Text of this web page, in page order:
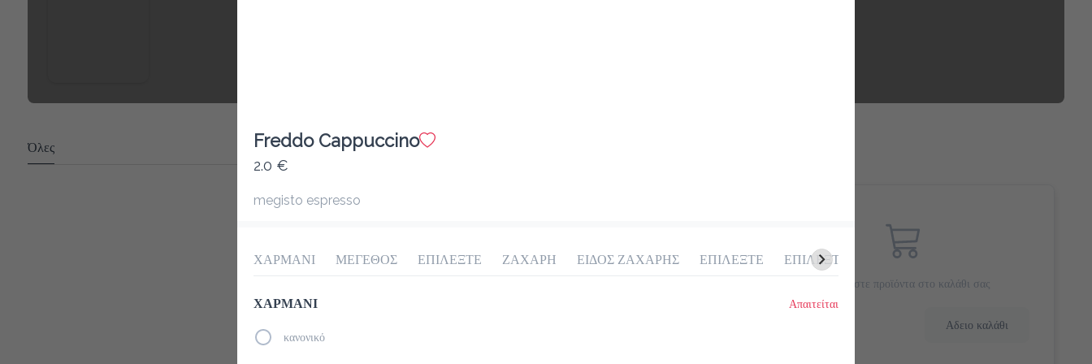
Όλες
Προσθέστε προϊόντα στο καλάθι σας
Αδειο καλάθι
Freddo Cappuccino
2.0 €
megisto espresso
ΧΑΡΜΑΝΙ ΜΕΓΕΘΟΣ ΕΠΙΛΕΞΤΕ ΖΑΧΑΡΗ ΕΙΔΟΣ ΖΑΧΑΡΗΣ ΕΠΙΛΕΞΤΕ ΕΠΙΛΕΞΤΕ
ΧΑΡΜΑΝΙ Απαιτείται
κανονικό